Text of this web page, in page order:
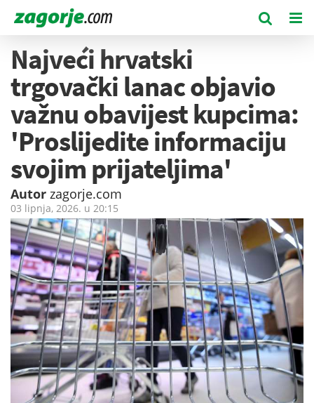
Najveći hrvatski
trgovački lanac objavio
važnu obavijest kupcima:
'Proslijedite informaciju
svojim prijateljima'
Autor zagorje.com
03 lipnja, 2026. u 20:15